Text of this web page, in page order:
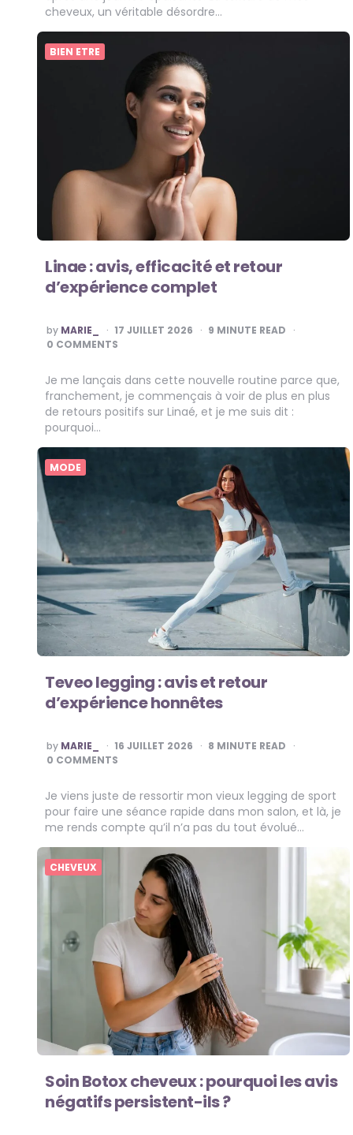
cheveux, un véritable désordre…
BIEN ETRE
Linae : avis, efficacité et retour
d’expérience complet
POSTED
BY
by MARIE_ 17 JUILLET 2026 9 MINUTE READ
0 COMMENTS
Je me lançais dans cette nouvelle routine parce que,
franchement, je commençais à voir de plus en plus
de retours positifs sur Linaé, et je me suis dit :
pourquoi…
MODE
Teveo legging : avis et retour
d’expérience honnêtes
POSTED
BY
by MARIE_ 16 JUILLET 2026 8 MINUTE READ
0 COMMENTS
Je viens juste de ressortir mon vieux legging de sport
pour faire une séance rapide dans mon salon, et là, je
me rends compte qu’il n’a pas du tout évolué…
CHEVEUX
Soin Botox cheveux : pourquoi les avis
négatifs persistent-ils ?